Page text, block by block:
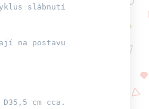
slábnutí
na postavu
cm cca.